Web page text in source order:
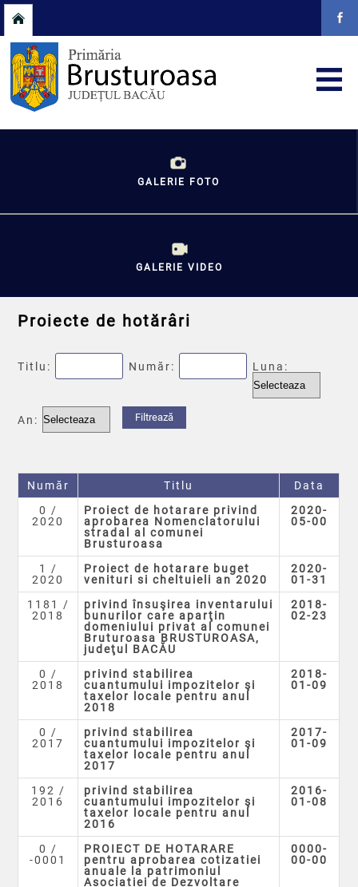
GALERIE FOTO
GALERIE VIDEO
Proiecte de hotărâri
Titlu: Număr: Luna:
An:
Număr Titlu
Data
0 /
2020
Proiect de hotarare privind
aprobarea Nomenclatorului
stradal al comunei
Brusturoasa
2020-
05-00
1 /
2020
Proiect de hotarare buget
venituri si cheltuieli an 2020
2020-
01-31
1181 /
2018
privind însuşirea inventarului
bunurilor care aparţin
domeniului privat al comunei
Bruturoasa BRUSTUROASA,
judeţul BACĂU
2018-
02-23
0 /
2018
privind stabilirea
cuantumului impozitelor şi
taxelor locale pentru anul
2018
2018-
01-09
0 /
2017
privind stabilirea
cuantumului impozitelor şi
taxelor locale pentru anul
2017
2017-
01-09
192 /
2016
privind stabilirea
cuantumului impozitelor şi
taxelor locale pentru anul
2016
2016-
01-08
0 /
-0001
PROIECT DE HOTARARE
pentru aprobarea cotizatiei
anuale la patrimoniul
Asociatiei de Dezvoltare
0000-
00-00